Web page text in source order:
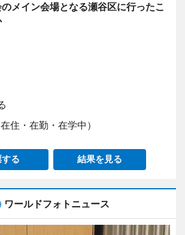
メイン会場となる瀬谷区に行ったこ
住・在勤・在学中）
る 結果を見る
ワールドフォトニュース